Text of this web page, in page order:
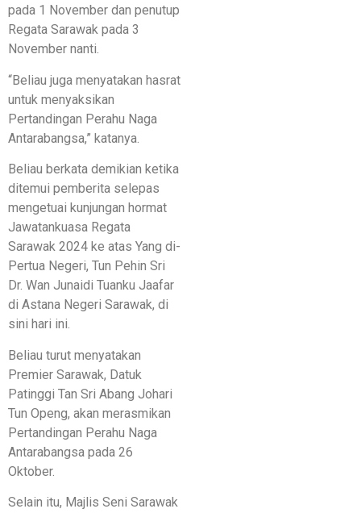
pada 1 November dan penutup
Regata Sarawak pada 3
November nanti.
“Beliau juga menyatakan hasrat
untuk menyaksikan
Pertandingan Perahu Naga
Antarabangsa,” katanya.
Beliau berkata demikian ketika
ditemui pemberita selepas
mengetuai kunjungan hormat
Jawatankuasa Regata
Sarawak 2024 ke atas Yang di-
Pertua Negeri, Tun Pehin Sri
Dr. Wan Junaidi Tuanku Jaafar
di Astana Negeri Sarawak, di
sini hari ini.
Beliau turut menyatakan
Premier Sarawak, Datuk
Patinggi Tan Sri Abang Johari
Tun Openg, akan merasmikan
Pertandingan Perahu Naga
Antarabangsa pada 26
Oktober.
Selain itu, Majlis Seni Sarawak